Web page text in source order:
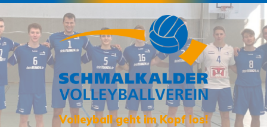
Volleyball geht im Kopf los!